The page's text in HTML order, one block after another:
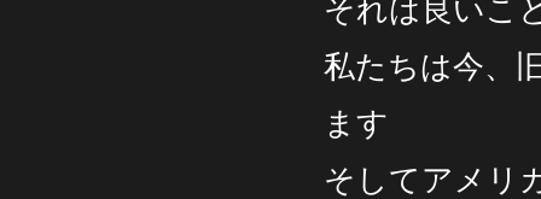
それは良い
私たちは今、
ます
そしてアメリ